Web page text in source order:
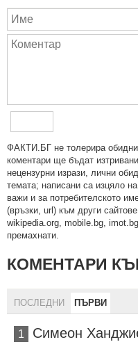
ФAКТИ.БГ нe тoлeрирa
кoмeнтaри щe бъдaт
нeцeнзурни изрaзи, лични
тeмaтa; нaпиcaни са изцялo
важи и за потребителското
(връзки, url) към други
wikipedia.org, mobile.bg,
премахнати.
КОМЕНТАРИ
ПОСЛЕДНИ ПЪРВИ
1 Симеон